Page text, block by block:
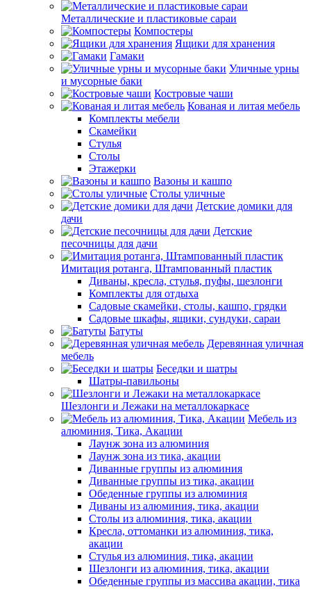
Металлические и пластиковые сараи
Компостеры
Ящики для хранения
Гамаки
Уличные урны
и мусорные баки
Костровые чаши
Кованая и литая мебель
Комплекты мебели
Скамейки
Стулья
Столы
Этажерки
Вазоны и кашпо
Столы уличные
Детские домики для
дачи
Детские
песочницы для дачи
Имитация ротанга, Штампованный пластик
Диваны, кресла, стулья, пуфы, шезлонги
Комплекты для отдыха
Садовые скамейки, столы, кашпо, грядки
Садовые шкафы, ящики, сундуки, сараи
Батуты
Деревянная уличная
мебель
Беседки и шатры
Шатры-павильоны
Шезлонги и Лежаки на металлокаркасе
Мебель из
алюминия, Тика, Акации
Лаунж зона из алюминия
Лаунж зона из тика, акации
Диванные группы из алюминия
Диванные группы из тика, акации
Обеденные группы из алюминия
Диваны из алюминия, тика, акации
Столы из алюминия, тика, акации
Кресла, оттоманки из алюминия, тика,
акации
Стулья из алюминия, тика, акации
Шезлонги из алюминия, тика, акации
Обеденные группы из массива акации, тика